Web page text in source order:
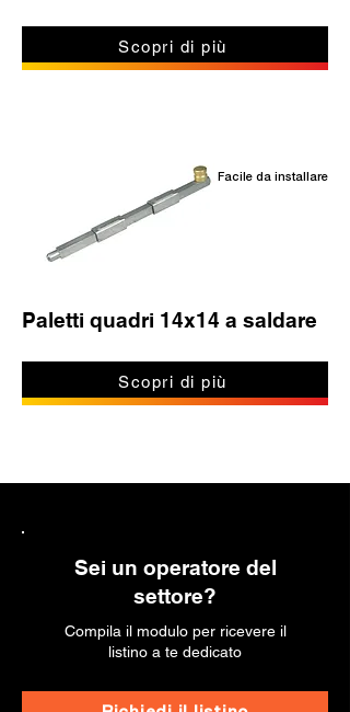
Scopri di più
Facile da installare
Paletti quadri 14x14 a saldare
Scopri di più
Sei un operatore del
settore?
Compila il modulo per ricevere il
listino a te dedicato